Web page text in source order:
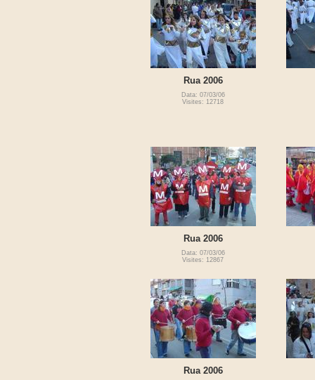
Rua 2006
Data: 07/03/06
Visites: 12718
Rua 2006
Data: 07/03/06
Visites: 12867
Rua 2006